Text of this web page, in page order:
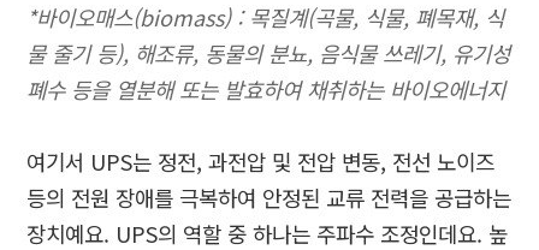
*바이오매스(biomass) : 목질계(곡물, 식물, 폐목재, 식
물 줄기 등), 해조류, 동물의 분뇨, 음식물 쓰레기, 유기성
폐수 등을 열분해 또는 발효하여 채취하는 바이오에너지
여기서 UPS는 정전,과전압 및 전압 변동, 전선 노이즈
등의 전원 장애를 극복하여 안정된 교류 전력을 공급하는
장치예요. UPS의 역할 중 하나는 주파수 조정인데요. 높